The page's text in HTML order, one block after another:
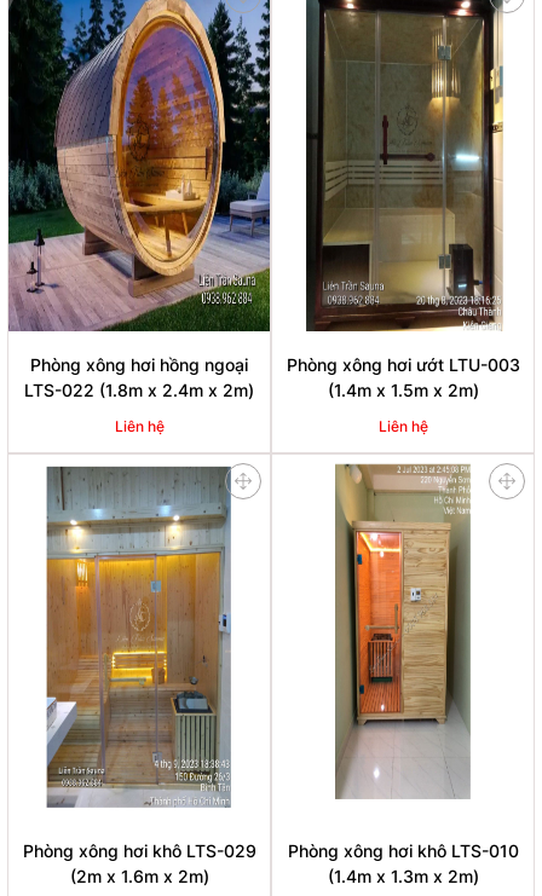
Phòng xông hơi hồng ngoại
LTS-022 (1.8m x 2.4m x 2m)
Liên hệ
Phòng xông hơi ướt LTU-003
(1.4m x 1.5m x 2m)
Liên hệ
Phòng xông hơi khô LTS-029
(2m x 1.6m x 2m)
Phòng xông hơi khô LTS-010
(1.4m x 1.3m x 2m)